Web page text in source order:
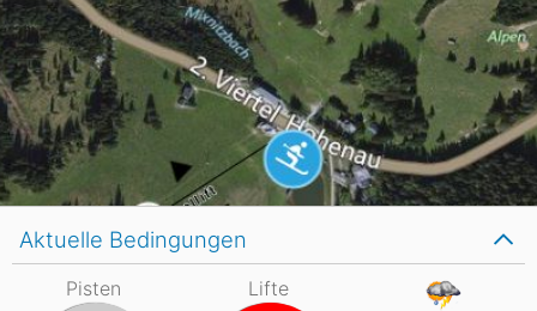
Aktuelle Bedingungen
Pisten Lifte